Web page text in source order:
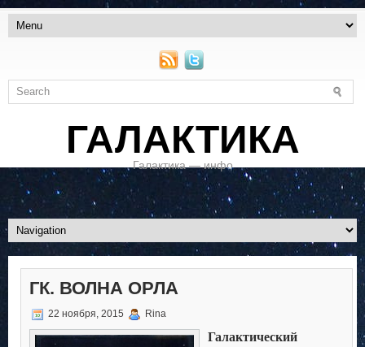
ГАЛАКТИКА
Галактика — инфо
ГК. ВОЛНА ОРЛА
22 ноября, 2015 Rina
Галактический